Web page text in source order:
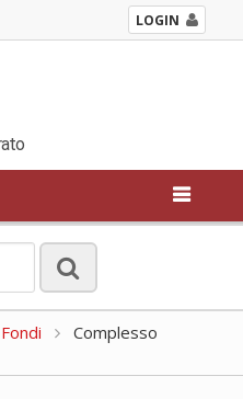
LOGIN
Fondi
Complesso